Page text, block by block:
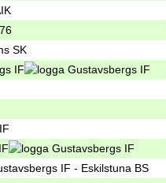
SK
IF
IF - Eskilstuna BS